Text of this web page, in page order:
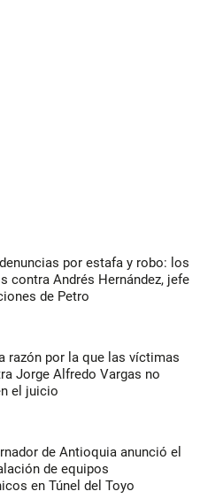
por estafa y robo: los
contra Andrés Hernández, jefe
de Petro
razón por la que las víctimas
Jorge Alfredo Vargas no
el juicio
de Antioquia anunció el
de equipos
en Túnel del Toyo